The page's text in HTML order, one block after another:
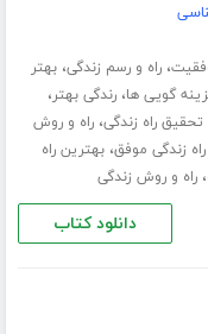
،راه و رسم زندگی،بهتر
گویی ها،رندگی بهتر،
تحقیق راه زندگی،راه و روش
راه زندگی موفق،بهترین راه
،راه و روش زندگی
دانلود کتاب